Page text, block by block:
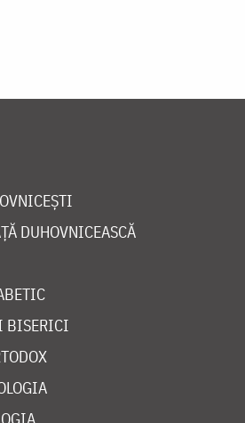
DUHOVNICEASCĂ
BISERICI